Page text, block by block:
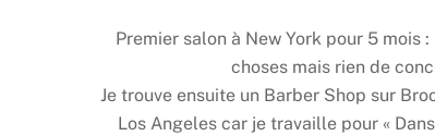
Premier salon à New York pour 5 mois
choses mais rien de
Je trouve ensuite un Barber Shop sur
Los Angeles car je travaille pour «